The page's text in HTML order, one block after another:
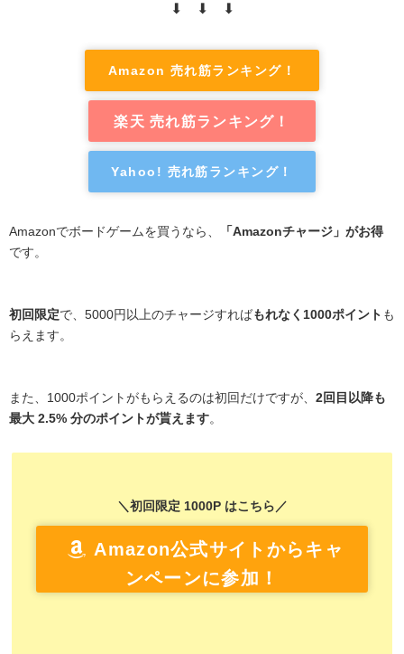
⬇ ⬇ ⬇
Amazon 売れ筋ランキング！
楽天 売れ筋ランキング！
Yahoo! 売れ筋ランキング！
Amazonでボードゲームを買うなら、
「Amazonチャージ」がお得
です。
初回限定で、5000円以上のチャージすればもれなく1000ポイント も
らえます。
また、1000ポイントがもらえるのは初回だけですが、 2回目以降も
最大 2.5% 分のポイントが貰えます。
＼初回限定 1000P はこちら／
Amazon公式サイトからキャ
ンペーンに参加！